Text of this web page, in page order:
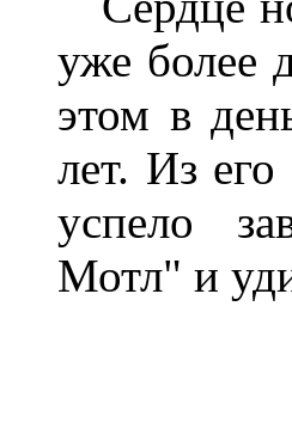
уже более
этом в
лет. Из
успело
Мотл" и